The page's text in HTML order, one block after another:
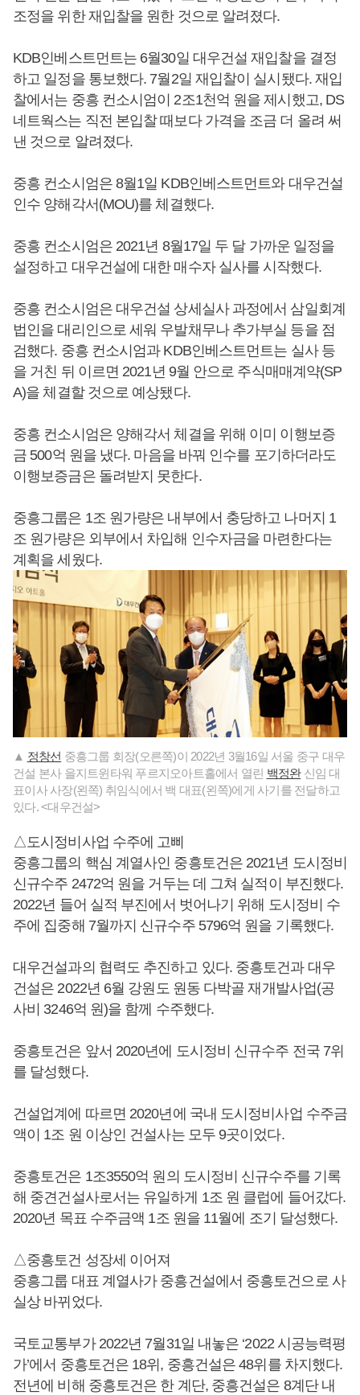
조정을 위한 재입찰을 원한 것으로 알려졌다.
KDB인베스트먼트는 6월30일 대우건설 재입찰을 결정
하고 일정을 통보했다. 7월2일 재입찰이 실시됐다. 재입
찰에서는 중흥 컨소시엄이 2조1천억 원을 제시했고, DS
네트웍스는 직전 본입찰 때보다 가격을 조금 더 올려 써
낸 것으로 알려졌다.
중흥 컨소시엄은 8월1일 KDB인베스트먼트와 대우건설
인수 양해각서(MOU)를 체결했다.
중흥 컨소시엄은 2021년 8월17일 두 달 가까운 일정을
설정하고 대우건설에 대한 매수자 실사를 시작했다.
중흥 컨소시엄은 대우건설 상세실사 과정에서 삼일회계
법인을 대리인으로 세워 우발채무나 추가부실 등을 점
검했다. 중흥 컨소시엄과 KDB인베스트먼트는 실사 등
을 거친 뒤 이르면 2021년 9월 안으로 주식매매계약(SP
A)을 체결할 것으로 예상됐다.
중흥 컨소시엄은 양해각서 체결을 위해 이미 이행보증
금 500억 원을 냈다. 마음을 바꿔 인수를 포기하더라도
이행보증금은 돌려받지 못한다.
중흥그룹은 1조 원가량은 내부에서 충당하고 나머지 1
조 원가량은 외부에서 차입해 인수자금을 마련한다는
계획을 세웠다.
▲ 정창선 중흥그룹 회장(오른쪽)이 2022년 3월16일 서울 중구 대우
건설 본사 을지트윈타워 푸르지오아트홀에서 열린 백정완신임 대
표이사 사장(왼쪽) 취임식에서 백 대표(왼쪽)에게 사기를 전달하고
있다. <대우건설>
△도시정비사업 수주에 고삐
중흥그룹의 핵심 계열사인 중흥토건은 2021년 도시정비
신규수주 2472억 원을 거두는 데 그쳐 실적이 부진했다.
2022년 들어 실적 부진에서 벗어나기 위해 도시정비 수
주에 집중해 7월까지 신규수주 5796억 원을 기록했다.
대우건설과의 협력도 추진하고 있다. 중흥토건과 대우
건설은 2022년 6월 강원도 원동 다박골 재개발사업(공
사비 3246억 원)을 함께 수주했다.
중흥토건은 앞서 2020년에 도시정비 신규수주 전국 7위
를 달성했다.
건설업계에 따르면 2020년에 국내 도시정비사업 수주금
액이 1조 원 이상인 건설사는 모두 9곳이었다.
중흥토건은 1조3550억 원의 도시정비 신규수주를 기록
해 중견건설사로서는 유일하게 1조 원 클럽에 들어갔다.
2020년 목표 수주금액 1조 원을 11월에 조기 달성했다.
△중흥토건 성장세 이어져
중흥그룹 대표 계열사가 중흥건설에서 중흥토건으로 사
실상 바뀌었다.
국토교통부가 2022년 7월31일 내놓은 ‘2022 시공능력평
가’에서 중흥토건은 18위, 중흥건설은 48위를 차지했다.
전년에 비해 중흥토건은 한 계단, 중흥건설은 8계단 내